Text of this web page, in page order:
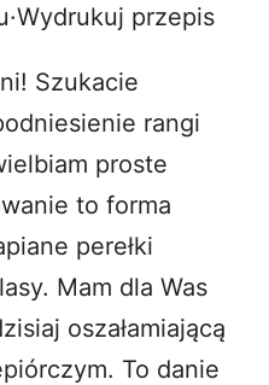
d
·Wydrukuj przepis
Szukacie
rangi
proste
to forma
perełki
Mam dla Was
oszałamiającą
To danie